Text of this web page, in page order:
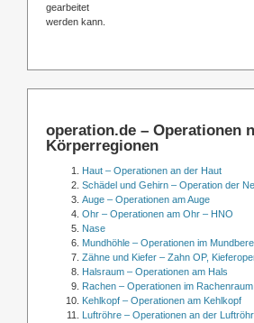
gearbeitet
werden kann.
operation.de – Operationen
Körperregionen
Haut – Operationen an der Haut
Schädel und Gehirn – Operation der
Auge – Operationen am Auge
Ohr – Operationen am Ohr – HNO
Nase
Mundhöhle – Operationen im
Zähne und Kiefer – Zahn OP,
Halsraum – Operationen am Hals
Rachen – Operationen im Rachenraum
Kehlkopf – Operationen am Kehlkopf
Luftröhre – Operationen an der